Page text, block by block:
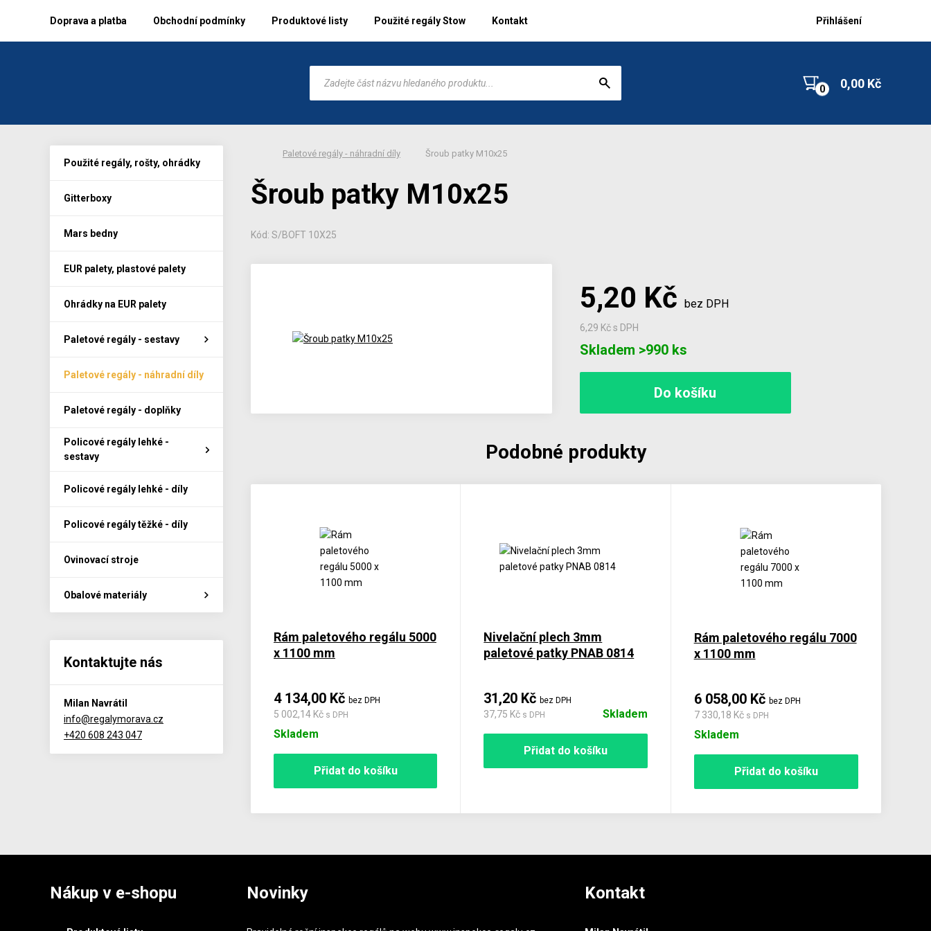
Doprava a platba Obchodní podmínky Produktové listy Použité regály Stow Kontakt Přihlášení
0,00 Kč
Paletové regály - náhradní díly Šroub patky M10x25
Šroub patky M10x25
Kód: S/BOFT 10X25
5,20 Kč bez DPH
6,29 Kčs DPH
Skladem >990 ks
Podobné produkty
Rám paletového regálu 5000
x 1100 mm
4 134,00 Kč bez DPH
5 002,14 Kč s DPH
Skladem
Přidat do košíku
Nivelační plech 3mm
paletové patky PNAB 0814
31,20 Kčbez DPH
37,75 Kč s DPH Skladem
Přidat do košíku
Rám paletového regálu 7000
x 1100 mm
6 058,00 Kč bez DPH
7 330,18 Kč s DPH
Skladem
Přidat do košíku
Použité regály, rošty, ohrádky
Gitterboxy
Mars bedny
EUR palety, plastové palety
Ohrádky na EUR palety
Paletové regály - sestavy
Paletové regály - náhradní díly
Paletové regály - doplňky
Policové regály lehké -
sestavy
Policové regály lehké - díly
Policové regály těžké - díly
Ovinovací stroje
Obalové materiály
Kontaktujte nás
Milan Navrátil
info@regalymorava.cz
+420 608 243 047
Nákup v e-shopu Novinky Kontakt